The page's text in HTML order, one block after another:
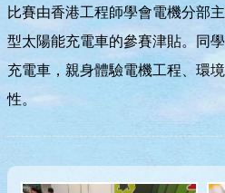
比賽由香港工程師學會電機分部
型太陽能充電車的參賽津貼。同
充電車，親身體驗電機工程、環
性。